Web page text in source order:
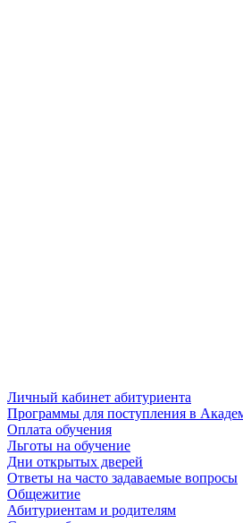
Личный кабинет абитуриента
Программы для поступления в
Оплата обучения
Льготы на обучение
Дни открытых дверей
Ответы на часто задаваемые вопросы
Общежитие
Абитуриентам и родителям